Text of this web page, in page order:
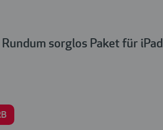
Rundum sorglos Paket für iPad